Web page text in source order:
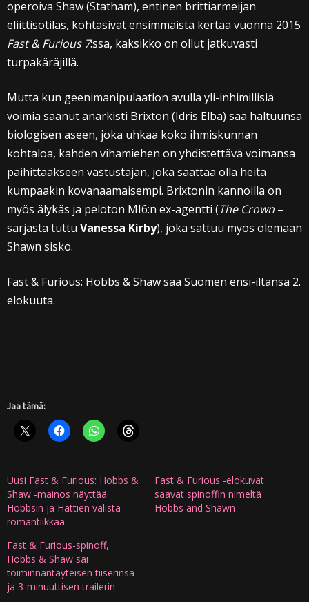
operoiva Shaw (Statham), entinen brittiarmeijan
eliittisotilas, kohtasivat ensimmäistä kertaa vuonna 2015
Fast & Furious 7:ssa, kaksikko on ollut jatkuvasti
turpakäräjillä.
Mutta kun geenimanipulaation avulla yli-inhimillisiä
voimia saanut anarkisti Brixton (Idris Elba) saa haltuunsa
biologisen aseen, joka uhkaa koko ihmiskunnan
kohtaloa, kahden vihamiehen on yhdistettävä voimansa
päihittääkseen vastustajan, joka saattaa olla heitä
kumpaakin kovanaamaisempi. Brixtonin kannoilla on
myös älykäs ja peloton MI6:n ex-agentti (The Crown –
sarjasta tuttu Vanessa Kirby), joka sattuu myös olemaan
Shawn sisko.
Fast & Furious: Hobbs & Shaw saa Suomen ensi-iltansa 2.
elokuuta.
Jaa tämä:
Uusi Fast & Furious: Hobbs &
Shaw -mainos näyttää
Hobbsin ja Hattien välistä
romantiikkaa
Fast & Furious -elokuvat
saavat spinoffin nimeltä
Hobbs and Shawn
Fast & Furious-spinoff,
Hobbs & Shaw sai
toiminnantäyteisen tiiserinsä
ja 3-minuuttisen trailerin